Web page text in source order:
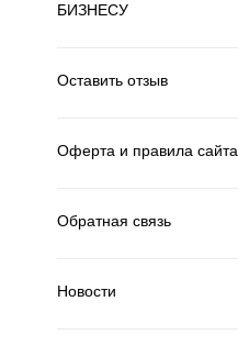
БИЗНЕСУ
Оставить отзыв
Оферта и правила сайта
Обратная связь
Новости